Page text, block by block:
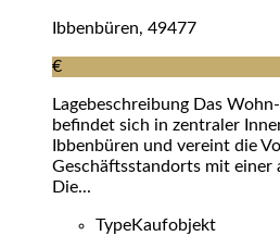
Ibbenbüren, 49477
€
Lagebeschreibung Das
befindet sich in zentraler
Ibbenbüren und vereint die
Geschäftsstandorts mit einer
Die...
TypeKaufobjekt